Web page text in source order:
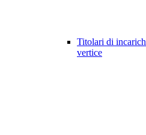
Titolari di
vertice